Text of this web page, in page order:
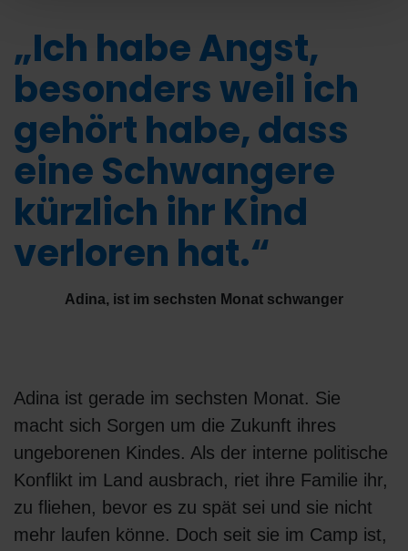
„Ich habe Angst,
besonders weil ich
gehört habe, dass
eine Schwangere
kürzlich ihr Kind
verloren hat.“
Adina, ist im sechsten Monat schwanger
Adina ist gerade im sechsten Monat. Sie
macht sich Sorgen um die Zukunft ihres
ungeborenen Kindes. Als der interne politische
Konflikt im Land ausbrach, riet ihre Familie ihr,
zu fliehen, bevor es zu spät sei und sie nicht
mehr laufen könne. Doch seit sie im Camp ist,